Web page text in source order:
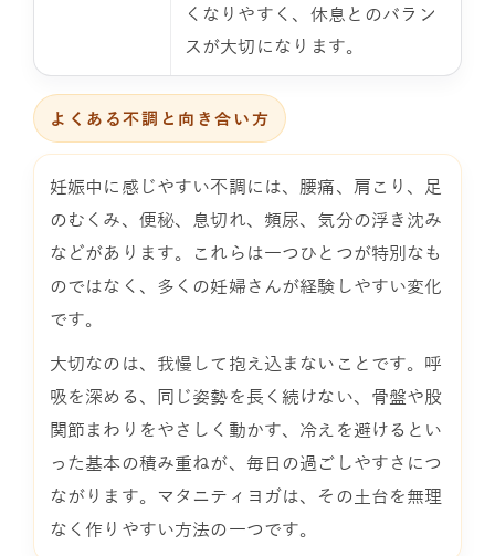
くなりやすく、休息とのバラン
スが大切になります。
よくある不調と向き合い方
妊娠中に感じやすい不調には、腰痛、肩こり、足
のむくみ、便秘、息切れ、頻尿、気分の浮き沈み
などがあります。これらは一つひとつが特別なも
のではなく、多くの妊婦さんが経験しやすい変化
です。
大切なのは、我慢して抱え込まないことです。呼
吸を深める、同じ姿勢を長く続けない、骨盤や股
関節まわりをやさしく動かす、冷えを避けるとい
った基本の積み重ねが、毎日の過ごしやすさにつ
ながります。マタニティヨガは、その土台を無理
なく作りやすい方法の一つです。